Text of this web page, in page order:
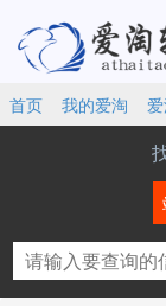
首页 我的爱淘